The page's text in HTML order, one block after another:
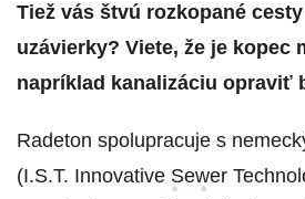
Tiež vás štvú rozkopané
uzávierky? Viete, že je kopec
napríklad kanalizáciu opraviť
Radeton spolupracuje s
(I.S.T. Innovative Sewer